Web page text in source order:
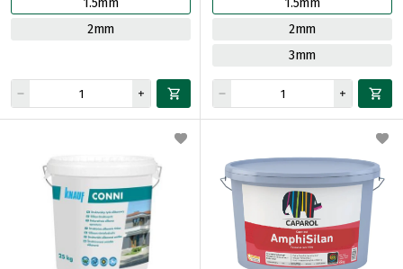
1.5mm
2mm
1.5mm
2mm
3mm